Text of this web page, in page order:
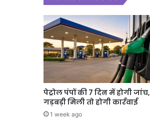
पेट्रोल पंपों की 7 दिन में होगी जांच,
गड़बड़ी मिली तो होगी कार्रवाई
1 week ago